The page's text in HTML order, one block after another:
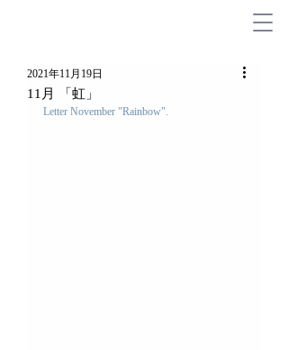
11月 「虹」
2021年11月19日
Letter November "Rainbow".